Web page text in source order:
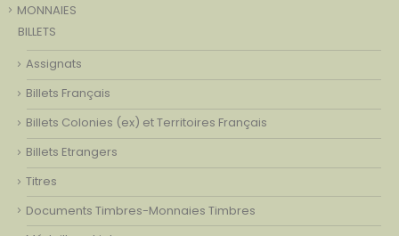
MONNAIES
BILLETS
Assignats
Billets Français
Billets Colonies (ex) et Territoires Français
Billets Etrangers
Titres
Documents Timbres-Monnaies Timbres